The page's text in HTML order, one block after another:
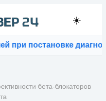
☀️
постановке диагнозов
бета-блокаторов